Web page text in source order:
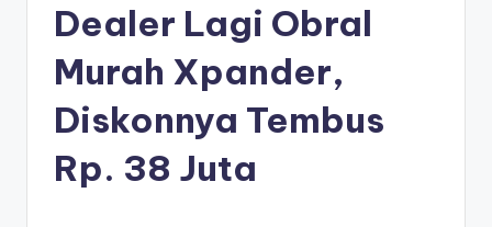
hi
In
Dealer Lagi Obral
Murah Xpander,
Diskonnya Tembus
Rp. 38 Juta